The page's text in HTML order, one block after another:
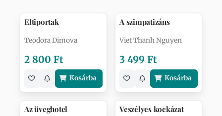
Eltiportak
Teodora Dimova
2 800 Ft
Kosárba
A szimpatizáns
Viet Thanh Nguyen
3 499 Ft
Kosárba
Az üveghotel Veszélyes kockázat